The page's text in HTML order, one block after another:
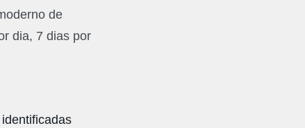
de
dia, 7 dias por